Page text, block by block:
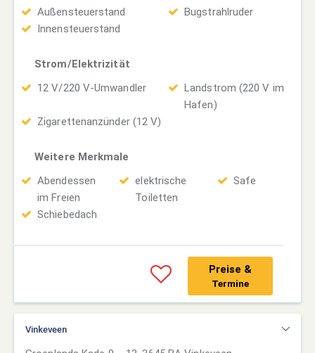
Außensteuerstand
Bugstrahlruder
Innensteuerstand
Strom/Elektrizität
12 V/220 V-Umwandler
Landstrom (220 V im
Hafen)
Zigarettenanzünder (12 V)
Weitere Merkmale
Abendessen
im Freien
elektrische
Toiletten
Safe
Schiebedach
Preise &
Termine
Vinkeveen